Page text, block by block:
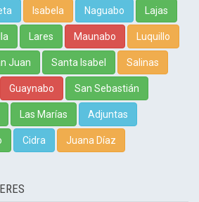
Isabela Naguabo Lajas
Lares Maunabo Luquillo
Juan Santa Isabel Salinas
Guaynabo San Sebastián
Las Marías Adjuntas
Cidra Juana Díaz